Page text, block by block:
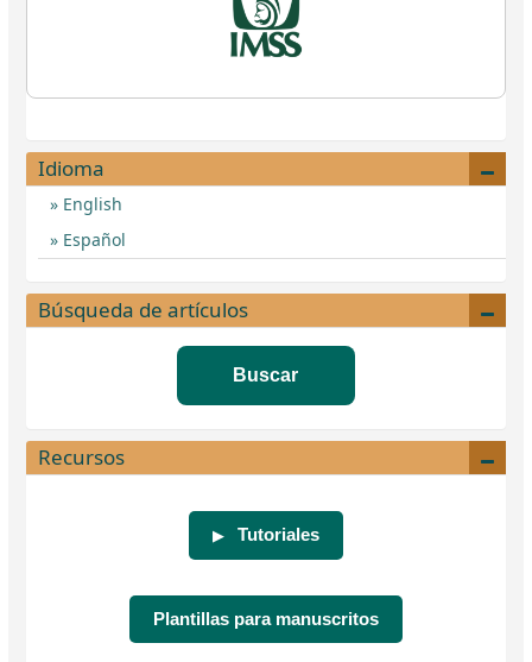
Idioma
English
Español
Búsqueda de artículos
Buscar
Recursos
▶ Tutoriales
Plantillas para manuscritos